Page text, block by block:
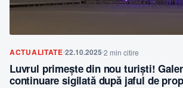
ACTUALITATE 22.10.2025 2 min citire
Luvrul primește din nou turiști!
continuare sigilată după jaful de